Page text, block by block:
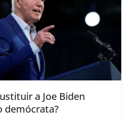
a Joe Biden
demócrata?